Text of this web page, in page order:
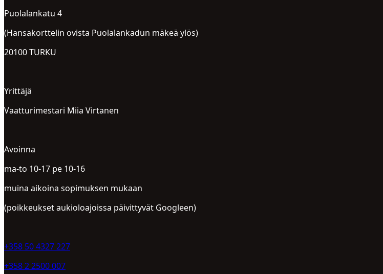
Puolalankatu 4
(Hansakorttelin ovista Puolalankadun mäkeä ylös)
20100 TURKU
Yrittäjä
Vaatturimestari Miia Virtanen
Avoinna
ma-to 10-17 pe 10-16
muina aikoina sopimuksen mukaan
(poikkeukset aukioloajoissa päivittyvät Googleen)
+358 50 4327 227
+358 2 2500 007